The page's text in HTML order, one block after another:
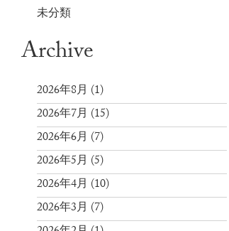
未分類
Archive
2026年8月 (1)
2026年7月 (15)
2026年6月 (7)
2026年5月 (5)
2026年4月 (10)
2026年3月 (7)